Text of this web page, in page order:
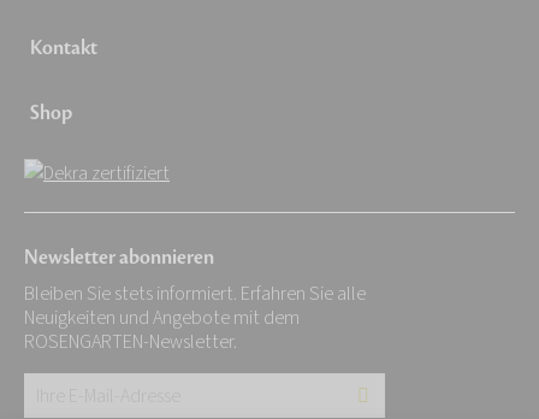
Kontakt
Shop
Newsletter abonnieren
Bleiben Sie stets informiert. Erfahren Sie alle
Neuigkeiten und Angebote mit dem
ROSENGARTEN-Newsletter.